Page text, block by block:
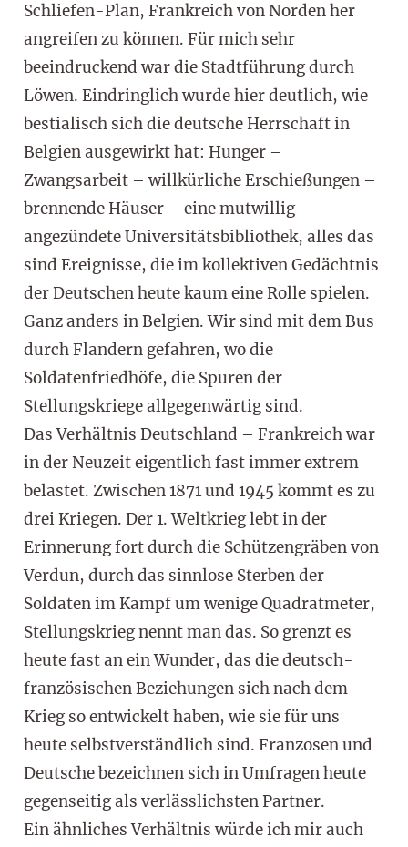
Schliefen-Plan, Frankreich von Norden her
angreifen zu können. Für mich sehr
beeindruckend war die Stadtführung durch
Löwen. Eindringlich wurde hier deutlich, wie
bestialisch sich die deutsche Herrschaft in
Belgien ausgewirkt hat: Hunger –
Zwangsarbeit – willkürliche Erschießungen –
brennende Häuser – eine mutwillig
angezündete Universitätsbibliothek, alles das
sind Ereignisse, die im kollektiven Gedächtnis
der Deutschen heute kaum eine Rolle spielen.
Ganz anders in Belgien. Wir sind mit dem Bus
durch Flandern gefahren, wo die
Soldatenfriedhöfe, die Spuren der
Stellungskriege allgegenwärtig sind.
Das Verhältnis Deutschland – Frankreich war
in der Neuzeit eigentlich fast immer extrem
belastet. Zwischen 1871 und 1945 kommt es zu
drei Kriegen. Der 1. Weltkrieg lebt in der
Erinnerung fort durch die Schützengräben von
Verdun, durch das sinnlose Sterben der
Soldaten im Kampf um wenige Quadratmeter,
Stellungskrieg nennt man das. So grenzt es
heute fast an ein Wunder, das die deutsch-
französischen Beziehungen sich nach dem
Krieg so entwickelt haben, wie sie für uns
heute selbstverständlich sind. Franzosen und
Deutsche bezeichnen sich in Umfragen heute
gegenseitig als verlässlichsten Partner.
Ein ähnliches Verhältnis würde ich mir auch